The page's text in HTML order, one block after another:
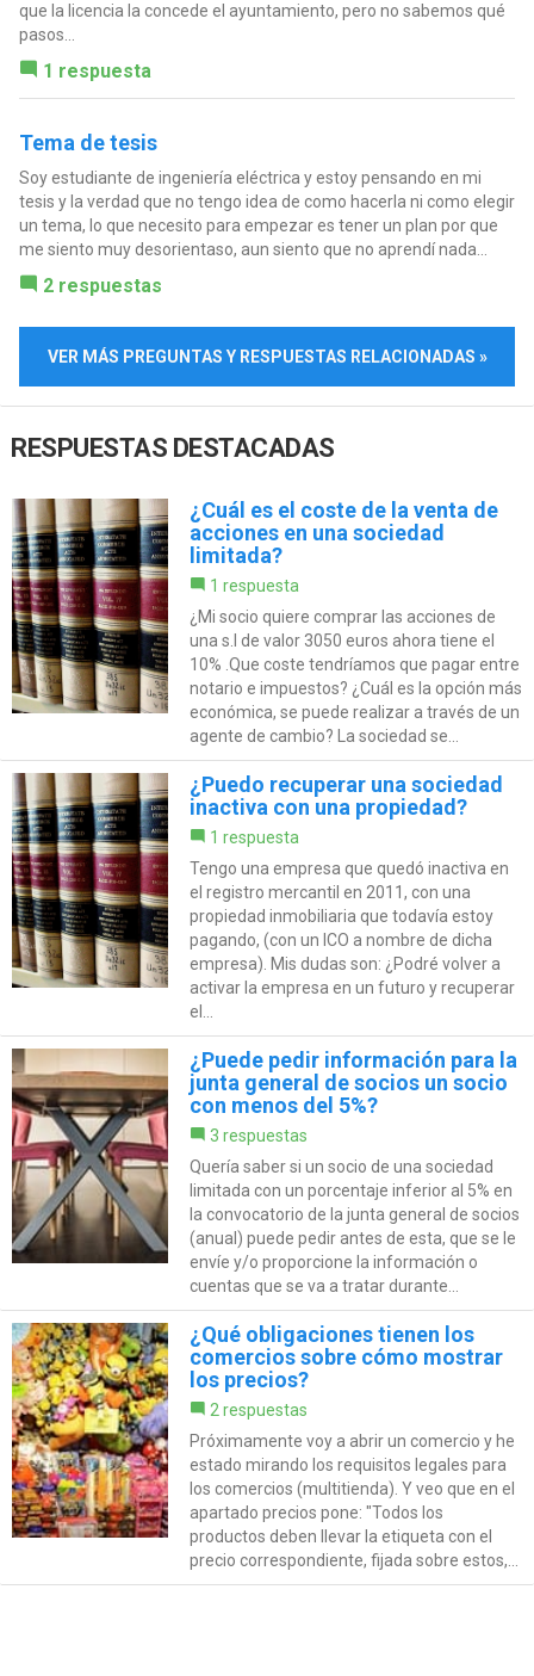
que la licencia la concede el ayuntamiento, pero no sabemos qué
pasos...
1 respuesta
Tema de tesis
Soy estudiante de ingeniería eléctrica y estoy pensando en mi
tesis y la verdad que no tengo idea de como hacerla ni como elegir
un tema, lo que necesito para empezar es tener un plan por que
me siento muy desorientaso, aun siento que no aprendí nada...
2 respuestas
VER MÁS PREGUNTAS Y RESPUESTAS RELACIONADAS »
RESPUESTAS DESTACADAS
¿Cuál es el coste de la venta de
acciones en una sociedad
limitada?
1 respuesta
¿Mi socio quiere comprar las acciones de
una s.l de valor 3050 euros ahora tiene el
10% .Que coste tendríamos que pagar entre
notario e impuestos? ¿Cuál es la opción más
económica, se puede realizar a través de un
agente de cambio? La sociedad se...
¿Puedo recuperar una sociedad
inactiva con una propiedad?
1 respuesta
Tengo una empresa que quedó inactiva en
el registro mercantil en 2011, con una
propiedad inmobiliaria que todavía estoy
pagando, (con un ICO a nombre de dicha
empresa). Mis dudas son: ¿Podré volver a
activar la empresa en un futuro y recuperar
el...
¿Puede pedir información para la
junta general de socios un socio
con menos del 5%?
3 respuestas
Quería saber si un socio de una sociedad
limitada con un porcentaje inferior al 5% en
la convocatorio de la junta general de socios
(anual) puede pedir antes de esta, que se le
envíe y/o proporcione la información o
cuentas que se va a tratar durante...
¿Qué obligaciones tienen los
comercios sobre cómo mostrar
los precios?
2 respuestas
Próximamente voy a abrir un comercio y he
estado mirando los requisitos legales para
los comercios (multitienda). Y veo que en el
apartado precios pone: "Todos los
productos deben llevar la etiqueta con el
precio correspondiente, fijada sobre estos,...